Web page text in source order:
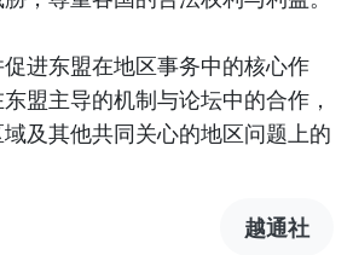
进东盟在地区事务中的核心作
盟主导的机制与论坛中的合作，
及其他共同关心的地区问题上的
越通社